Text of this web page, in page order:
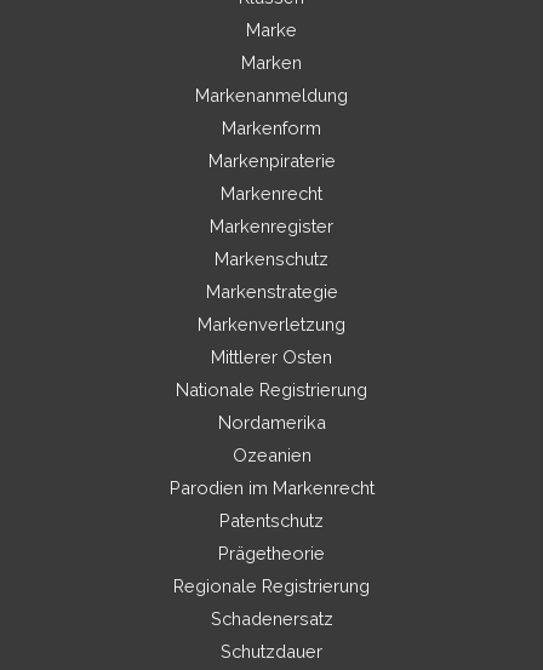
Marke
Marken
Markenanmeldung
Markenform
Markenpiraterie
Markenrecht
Markenregister
Markenschutz
Markenstrategie
Markenverletzung
Mittlerer Osten
Nationale Registrierung
Nordamerika
Ozeanien
Parodien im Markenrecht
Patentschutz
Prägetheorie
Regionale Registrierung
Schadenersatz
Schutzdauer